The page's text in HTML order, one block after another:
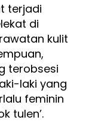
terjadi
di
kulit
terobsesi
laki yang
feminin
tulen’.